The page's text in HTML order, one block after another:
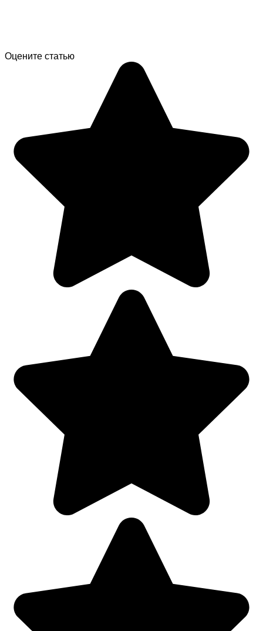
Оцените статью